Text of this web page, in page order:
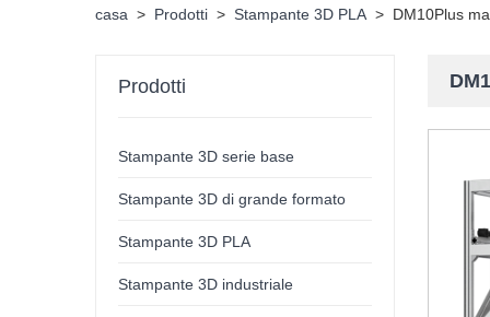
casa > Prodotti > Stampante 3D PLA > DM10Plus
Prodotti
Stampante 3D serie base
Stampante 3D di grande formato
Stampante 3D PLA
Stampante 3D industriale